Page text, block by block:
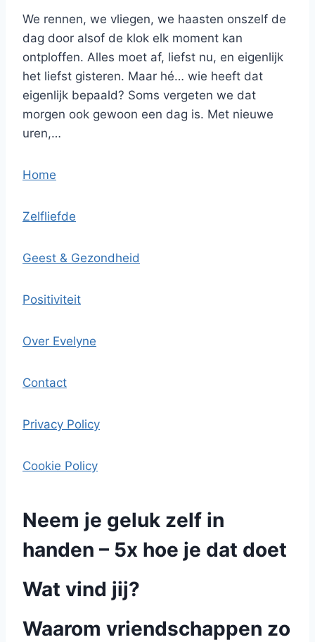
We rennen, we vliegen, we haasten onszelf de
dag door alsof de klok elk moment kan
ontploffen. Alles moet af, liefst nu, en eigenlijk
het liefst gisteren. Maar hé… wie heeft dat
eigenlijk bepaald? Soms vergeten we dat
morgen ook gewoon een dag is. Met nieuwe
uren,…
Home
Zelfliefde
Geest & Gezondheid
Positiviteit
Over Evelyne
Contact
Privacy Policy
Cookie Policy
Neem je geluk zelf in
handen – 5x hoe je dat doet
Wat vind jij?
Waarom vriendschappen zo